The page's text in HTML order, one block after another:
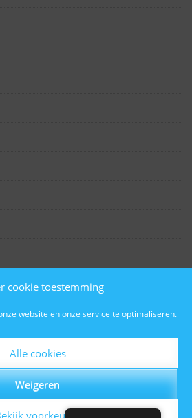
cookie toestemming
website en onze service te optimaliseren.
Alle cookies
Weigeren
voorkeuren